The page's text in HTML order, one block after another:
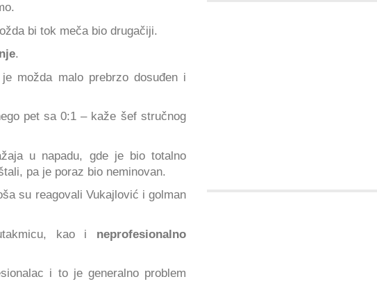
bi tok meča bio drugačiji.
.
možda malo prebrzo dosuđen i
pet sa 0:1 – kaže šef stručnog
u napadu, gde je bio totalno
pa je poraz bio neminovan.
su reagovali Vukajlović i golman
kao i neprofesionalno
i to je generalno problem